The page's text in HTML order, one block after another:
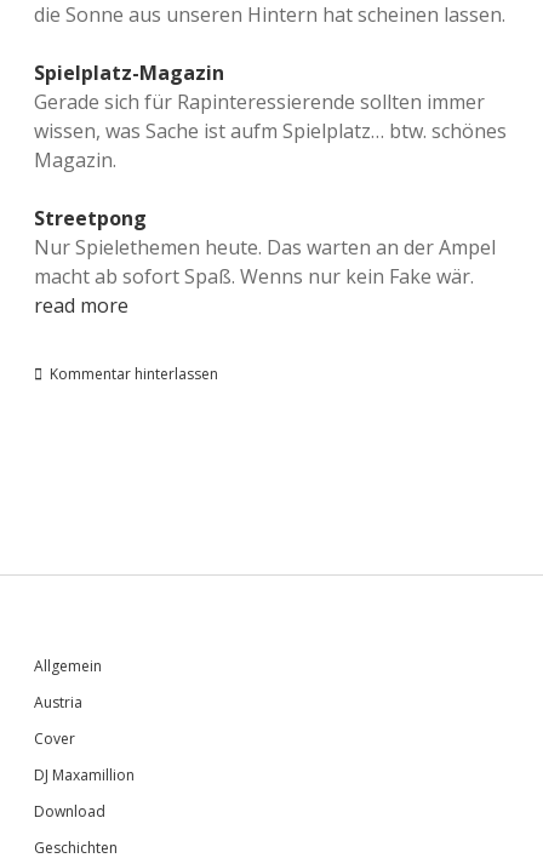
die Sonne aus unseren Hintern hat scheinen lassen.
Spielplatz-Magazin
Gerade sich für Rapinteressierende sollten immer
wissen, was Sache ist aufm Spielplatz… btw. schönes
Magazin.
Streetpong
Nur Spielethemen heute. Das warten an der Ampel
macht ab sofort Spaß. Wenns nur kein Fake wär.
read more
Kommentar hinterlassen
Sidebar
Allgemein
Austria
Cover
DJ Maxamillion
Download
Geschichten